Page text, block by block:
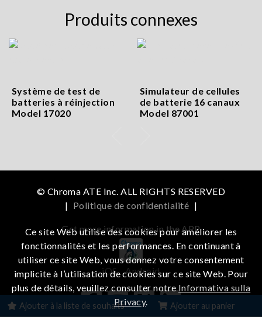
Produits connexes
Système de test de
batteries à réinjection
Model 17020
Simulateur de cellules
de batterie 16 canaux
Model 87001
Ajouter à la liste de souhaits Ajouter au panier
© Chroma ATE Inc. ALL RIGHTS RESERVED
| Politique de confidentialité |
Get more information in the APP
iOS Android
Ce site Web utilise des cookies pour améliorer les
fonctionnalités et les performances. En continuant à
utiliser ce site Web, vous donnez votre consentement
implicite à l’utilisation de cookies sur ce site Web. Pour
plus de détails, veuillez consulter notreInformativa sulla
Privacy.